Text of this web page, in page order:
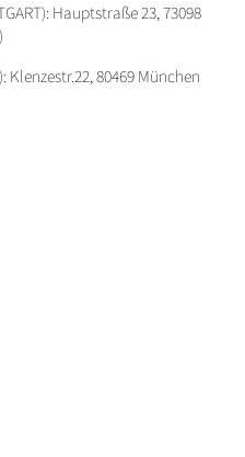
Hauptstraße 23, 73098
Klenzestr.22, 80469 München